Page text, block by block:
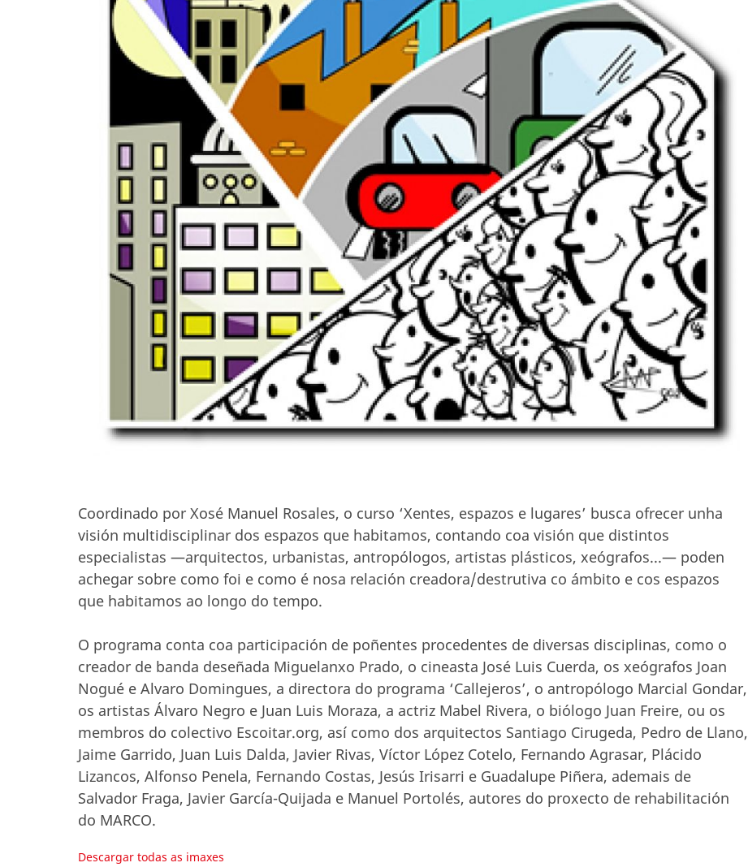
Coordinado por Xosé Manuel Rosales, o curso ‘Xentes, espazos e lugares’ busca ofrecer unha
visión multidisciplinar dos espazos que habitamos, contando coa visión que distintos
especialistas —arquitectos, urbanistas, antropólogos, artistas plásticos, xeógrafos...— poden
achegar sobre como foi e como é nosa relación creadora/destrutiva co ámbito e cos espazos
que habitamos ao longo do tempo.
O programa conta coa participación de poñentes procedentes de diversas disciplinas, como o
creador de banda deseñada Miguelanxo Prado, o cineasta José Luis Cuerda, os xeógrafos Joan
Nogué e Alvaro Domingues, a directora do programa ‘Callejeros’, o antropólogo Marcial Gondar,
os artistas Álvaro Negro e Juan Luis Moraza, a actriz Mabel Rivera, o biólogo Juan Freire, ou os
membros do colectivo Escoitar.org, así como dos arquitectos Santiago Cirugeda, Pedro de Llano,
Jaime Garrido, Juan Luis Dalda, Javier Rivas, Víctor López Cotelo, Fernando Agrasar, Plácido
Lizancos, Alfonso Penela, Fernando Costas, Jesús Irisarri e Guadalupe Piñera, ademais de
Salvador Fraga, Javier García-Quijada e Manuel Portolés, autores do proxecto de rehabilitación
do MARCO.
Descargar todas as imaxes